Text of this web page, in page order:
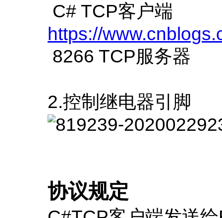
C# TCP客户端
https://
8266 TCP服务器
2.控制继电器引脚
协议规定